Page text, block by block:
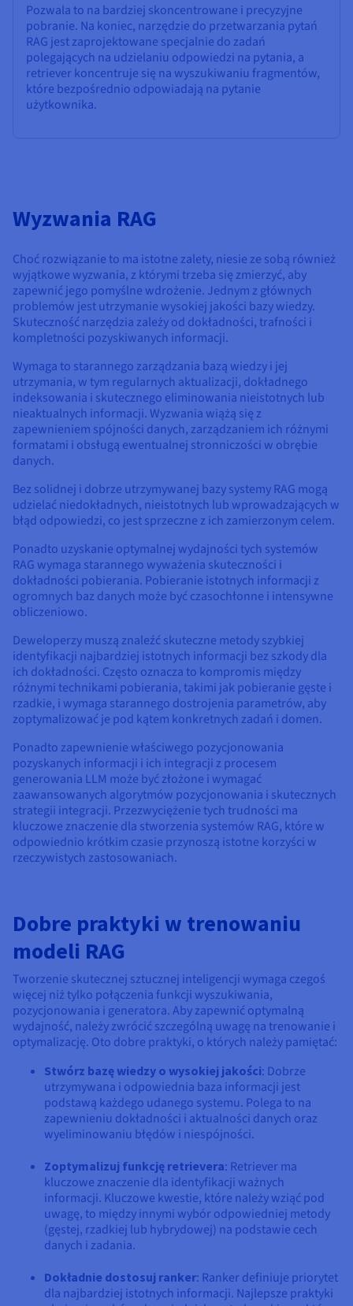
Pozwala to na bardziej skoncentrowane i precyzyjne
pobranie. Na koniec, narzędzie do przetwarzania pytań
RAG jest zaprojektowane specjalnie do zadań
polegających na udzielaniu odpowiedzi na pytania, a
retriever koncentruje się na wyszukiwaniu fragmentów,
które bezpośrednio odpowiadają na pytanie
użytkownika.
Wyzwania RAG
Choć rozwiązanie to ma istotne zalety, niesie ze sobą również
wyjątkowe wyzwania, z którymi trzeba się zmierzyć, aby
zapewnić jego pomyślne wdrożenie. Jednym z głównych
problemów jest utrzymanie wysokiej jakości bazy wiedzy.
Skuteczność narzędzia zależy od dokładności, trafności i
kompletności pozyskiwanych informacji.
Wymaga to starannego zarządzania bazą wiedzy i jej
utrzymania, w tym regularnych aktualizacji, dokładnego
indeksowania i skutecznego eliminowania nieistotnych lub
nieaktualnych informacji. Wyzwania wiążą się z
zapewnieniem spójności danych, zarządzaniem ich różnymi
formatami i obsługą ewentualnej stronniczości w obrębie
danych.
Bez solidnej i dobrze utrzymywanej bazy systemy RAG mogą
udzielać niedokładnych, nieistotnych lub wprowadzających w
błąd odpowiedzi, co jest sprzeczne z ich zamierzonym celem.
Ponadto uzyskanie optymalnej wydajności tych systemów
RAG wymaga starannego wyważenia skuteczności i
dokładności pobierania. Pobieranie istotnych informacji z
ogromnych baz danych może być czasochłonne i intensywne
obliczeniowo.
Deweloperzy muszą znaleźć skuteczne metody szybkiej
identyfikacji najbardziej istotnych informacji bez szkody dla
ich dokładności. Często oznacza to kompromis między
różnymi technikami pobierania, takimi jak pobieranie gęste i
rzadkie, i wymaga starannego dostrojenia parametrów, aby
zoptymalizować je pod kątem konkretnych zadań i domen.
Ponadto zapewnienie właściwego pozycjonowania
pozyskanych informacji i ich integracji z procesem
generowania LLM może być złożone i wymagać
zaawansowanych algorytmów pozycjonowania i skutecznych
strategii integracji. Przezwyciężenie tych trudności ma
kluczowe znaczenie dla stworzenia systemów RAG, które w
odpowiednio krótkim czasie przynoszą istotne korzyści w
rzeczywistych zastosowaniach.
Dobre praktyki w trenowaniu
modeli RAG
Tworzenie skutecznej sztucznej inteligencji wymaga czegoś
więcej niż tylko połączenia funkcji wyszukiwania,
pozycjonowania i generatora. Aby zapewnić optymalną
wydajność, należy zwrócić szczególną uwagę na trenowanie i
optymalizację. Oto dobre praktyki, o których należy pamiętać:
Stwórz bazę wiedzy o wysokiej jakości: Dobrze
utrzymywana i odpowiednia baza informacji jest
podstawą każdego udanego systemu. Polega to na
zapewnieniu dokładności i aktualności danych oraz
wyeliminowaniu błędów i niespójności.
Zoptymalizuj funkcję retrievera: Retriever ma
kluczowe znaczenie dla identyfikacji ważnych
informacji. Kluczowe kwestie, które należy wziąć pod
uwagę, to między innymi wybór odpowiedniej metody
(gęstej, rzadkiej lub hybrydowej) na podstawie cech
danych i zadania.
Dokładnie dostosuj ranker: Ranker definiuje priorytet
dla najbardziej istotnych informacji. Najlepsze praktyki